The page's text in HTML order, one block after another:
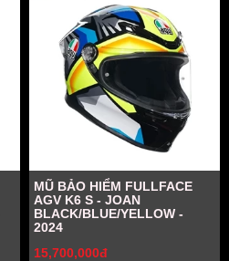
MŨ BẢO HIỂM FULLFACE
AGV K6 S - JOAN
BLACK/BLUE/YELLOW -
2024
15,700,000đ